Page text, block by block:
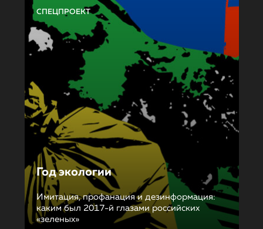
СПЕЦПРОЕКТ
Год экологии
Имитация, профанация и дезинформация:
каким был 2017-й глазами российских
«зеленых»